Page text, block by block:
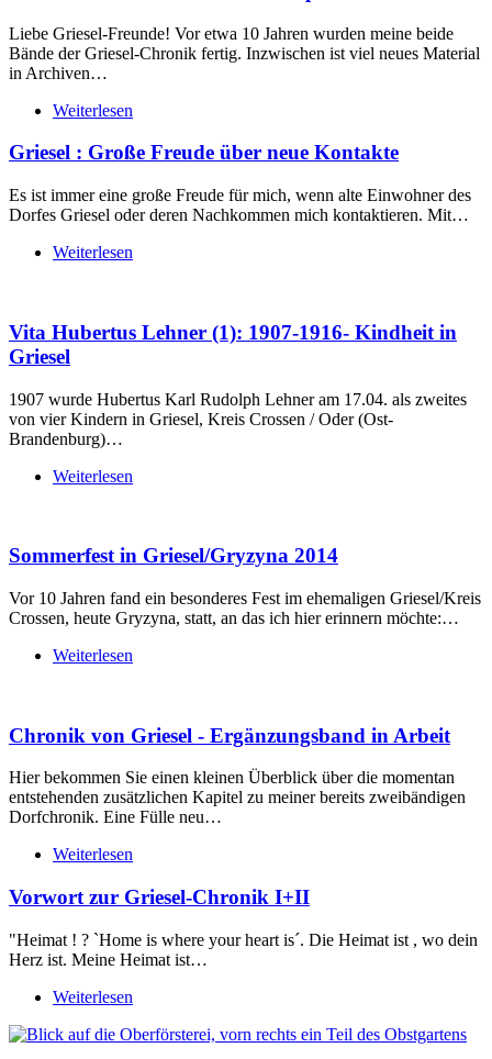
Liebe Griesel-Freunde! Vor etwa 10 Jahren wurden meine beide
Bände der Griesel-Chronik fertig. Inzwischen ist viel neues Material
in Archiven…
Weiterlesen
Griesel : Große Freude über neue Kontakte
Es ist immer eine große Freude für mich, wenn alte Einwohner des
Dorfes Griesel oder deren Nachkommen mich kontaktieren. Mit…
Weiterlesen
Vita Hubertus Lehner (1): 1907-1916- Kindheit in
Griesel
1907 wurde Hubertus Karl Rudolph Lehner am 17.04. als zweites
von vier Kindern in Griesel, Kreis Crossen / Oder (Ost-
Brandenburg)…
Weiterlesen
Sommerfest in Griesel/Gryzyna 2014
Vor 10 Jahren fand ein besonderes Fest im ehemaligen Griesel/Kreis
Crossen, heute Gryzyna, statt, an das ich hier erinnern möchte:…
Weiterlesen
Chronik von Griesel - Ergänzungsband in Arbeit
Hier bekommen Sie einen kleinen Überblick über die momentan
entstehenden zusätzlichen Kapitel zu meiner bereits zweibändigen
Dorfchronik. Eine Fülle neu…
Weiterlesen
Vorwort zur Griesel-Chronik I+II
"Heimat ! ? `Home is where your heart is´. Die Heimat ist , wo dein
Herz ist. Meine Heimat ist…
Weiterlesen